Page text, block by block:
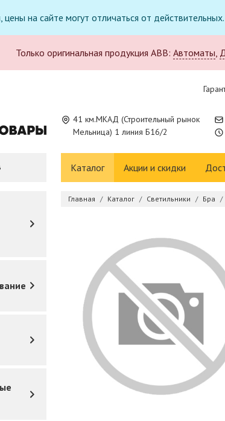
цены на сайте могут отличаться от
Только оригинальная продукция ABB: Автоматы,
41 км.МКАД (Строительный рынок
Мельница) 1 линия Б16/2
Каталог Акции и скидки
Главная Каталог Светильники Бра